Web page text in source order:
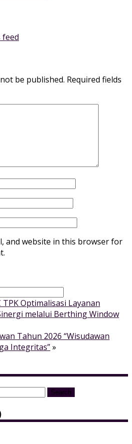
feed
be published. Required fields
and website in this browser for
TPK Optimalisasi Layanan
melalui Berthing Window
Tahun 2026 “Wisudawan
Integritas”»